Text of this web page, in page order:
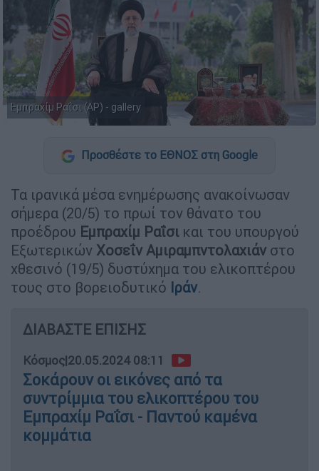
Εμπραχίμ Ραΐσι (AP) - gallery
Προσθέστε το ΕΘΝΟΣ στη Google
Τα ιρανικά μέσα ενημέρωσης ανακοίνωσαν
σήμερα (20/5) το πρωί τον θάνατο του
προέδρου Εμπραχίμ Ραΐσι και του υπουργού
Εξωτερικών Χοσεΐν Αμιραμπντολαχιάν στο
χθεσινό (19/5) δυστύχημα του ελικοπτέρου
τους στο βορειοδυτικό Ιράν.
ΔΙΑΒΑΣΤΕ ΕΠΙΣΗΣ
Κόσμος|20.05.2024 08:11
Σοκάρουν οι εικόνες από τα
συντρίμμια του ελικοπτέρου του
Εμπραχίμ Ραΐσι - Παντού καμένα
κομμάτια